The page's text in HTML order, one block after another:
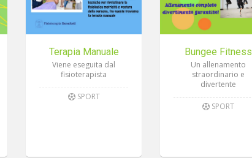
Terapia Manuale
Viene eseguita dal
fisioterapista
SPORT
Bungee Fitness
Un allenamento
straordinario e
divertente
SPORT